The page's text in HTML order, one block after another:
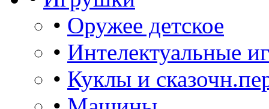
• Оружее детское
• Интелектуальные
• Куклы и